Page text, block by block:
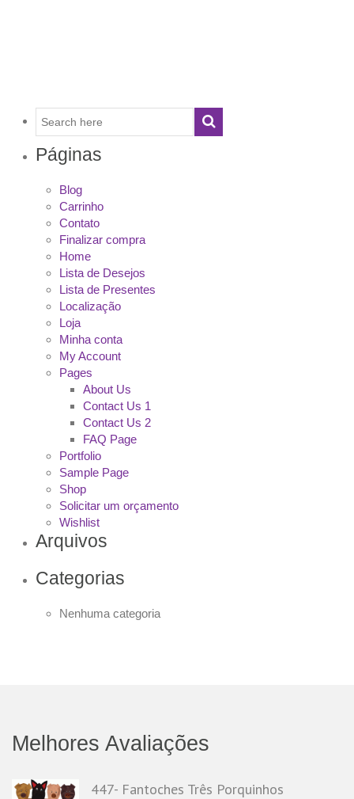
Páginas
Blog
Carrinho
Contato
Finalizar compra
Home
Lista de Desejos
Lista de Presentes
Localização
Loja
Minha conta
My Account
Pages
About Us
Contact Us 1
Contact Us 2
FAQ Page
Portfolio
Sample Page
Shop
Solicitar um orçamento
Wishlist
Arquivos
Categorias
Nenhuma categoria
Melhores Avaliações
447- Fantoches Três Porquinhos